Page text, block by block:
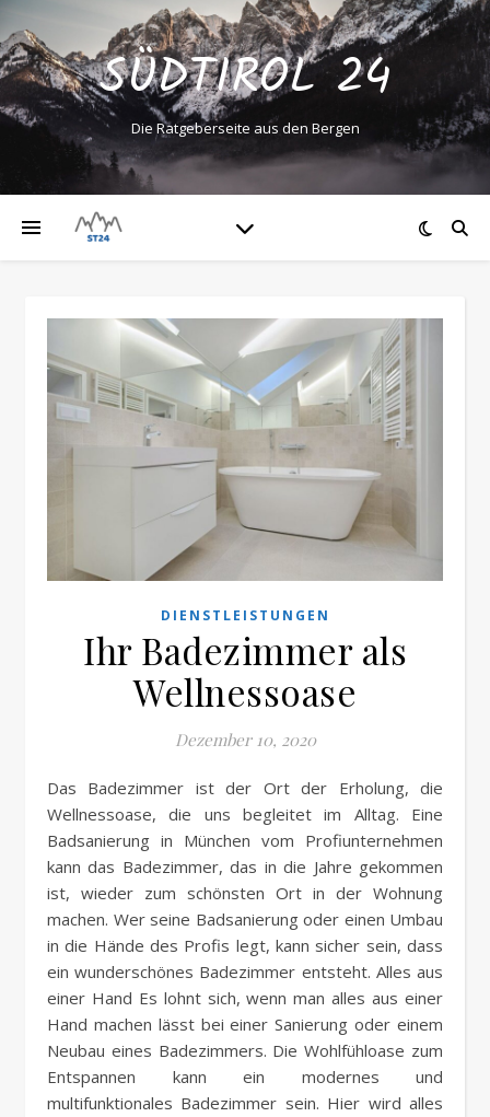
SÜDTIROL 24
Die Ratgeberseite aus den Bergen
DIENSTLEISTUNGEN
Ihr Badezimmer als
Wellnessoase
Dezember 10, 2020
Das Badezimmer ist der Ort der Erholung, die
Wellnessoase, die uns begleitet im Alltag. Eine
Badsanierung in München vom Profiunternehmen
kann das Badezimmer, das in die Jahre gekommen
ist, wieder zum schönsten Ort in der Wohnung
machen. Wer seine Badsanierung oder einen Umbau
in die Hände des Profis legt, kann sicher sein, dass
ein wunderschönes Badezimmer entsteht. Alles aus
einer Hand Es lohnt sich, wenn man alles aus einer
Hand machen lässt bei einer Sanierung oder einem
Neubau eines Badezimmers. Die Wohlfühloase zum
Entspannen kann ein modernes und
multifunktionales Badezimmer sein. Hier wird alles